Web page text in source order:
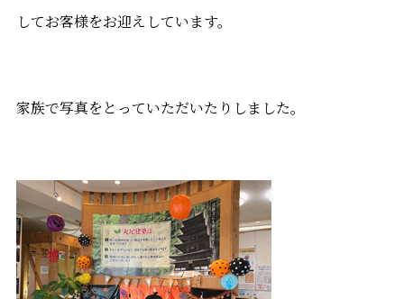
してお客様をお迎えしています。
家族で写真をとっていただいたりしました。